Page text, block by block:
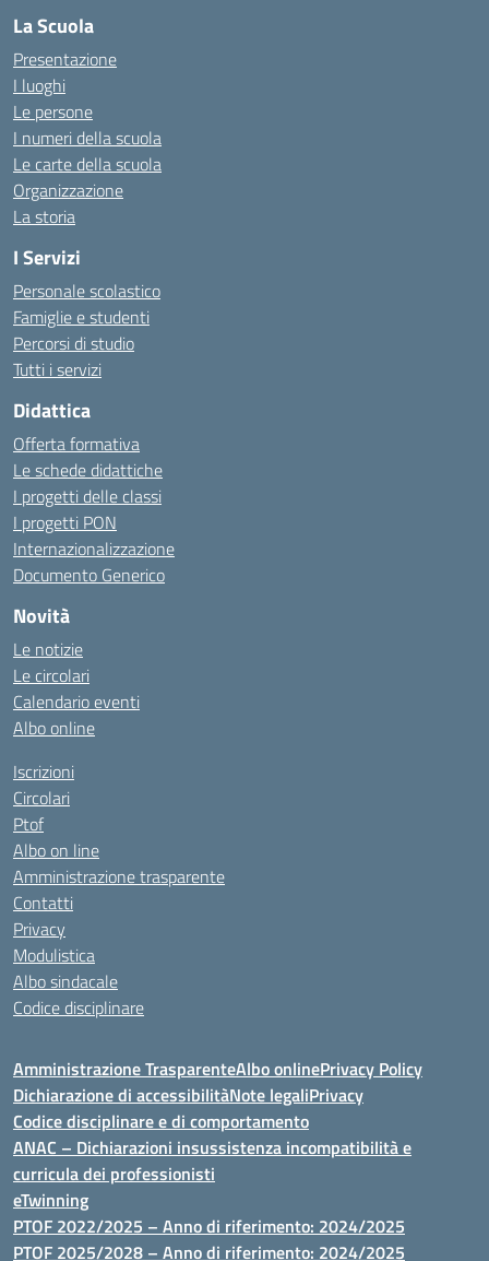
La Scuola
Presentazione
I luoghi
Le persone
I numeri della scuola
Le carte della scuola
Organizzazione
La storia
I Servizi
Personale scolastico
Famiglie e studenti
Percorsi di studio
Tutti i servizi
Didattica
Offerta formativa
Le schede didattiche
I progetti delle classi
I progetti PON
Internazionalizzazione
Documento Generico
Novità
Le notizie
Le circolari
Calendario eventi
Albo online
Iscrizioni
Circolari
Ptof
Albo on line
Amministrazione trasparente
Contatti
Privacy
Modulistica
Albo sindacale
Codice disciplinare
Amministrazione TrasparenteAlbo onlinePrivacy Policy
Dichiarazione di accessibilitàNote legaliPrivacy
Codice disciplinare e di comportamento
ANAC – Dichiarazioni insussistenza incompatibilità e
curricula dei professionisti
eTwinning
PTOF 2022/2025 – Anno di riferimento: 2024/2025
PTOF 2025/2028 – Anno di riferimento: 2024/2025